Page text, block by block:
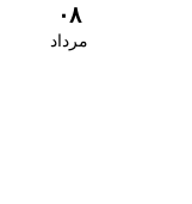
۰۸
مرداد